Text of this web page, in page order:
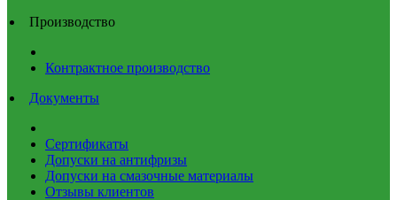
Производство
Контрактное производство
Документы
Сертификаты
Допуски на антифризы
Допуски на смазочные материалы
Отзывы клиентов